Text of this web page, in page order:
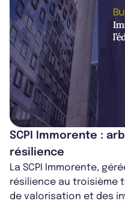
SCPI Immorente :
résilience
La SCPI Immorente,
résilience au troisième
de valorisation et des